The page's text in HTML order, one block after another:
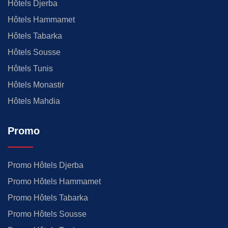
Hôtels Djerba
Hôtels Hammamet
Hôtels Tabarka
Hôtels Sousse
Hôtels Tunis
Hôtels Monastir
Hôtels Mahdia
Promo
Promo Hôtels Djerba
Promo Hôtels Hammamet
Promo Hôtels Tabarka
Promo Hôtels Sousse